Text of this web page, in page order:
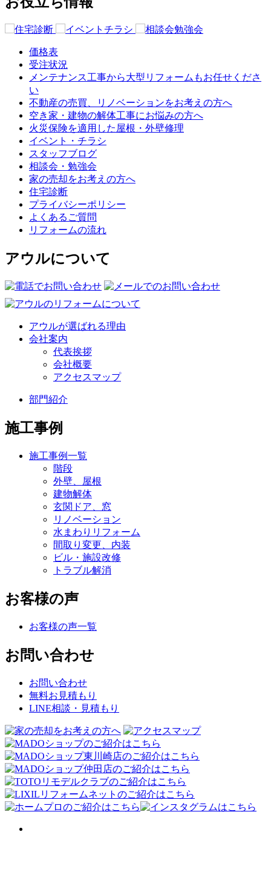
価格表
受注状況
メンテナンス工事から大型リフォームもお任せくださ
い
不動産の売買、リノベーションをお考えの方へ
空き家・建物の解体工事にお悩みの方へ
火災保険を適用した屋根・外壁修理
イベント・チラシ
スタッフブログ
相談会・勉強会
家の売却をお考えの方へ
住宅診断
プライバシーポリシー
よくあるご質問
リフォームの流れ
アウルについて
アウルが選ばれる理由
会社案内
代表挨拶
会社概要
アクセスマップ
部門紹介
施工事例
施工事例一覧
階段
外壁、屋根
建物解体
玄関ドア、窓
リノベーション
水まわりリフォーム
間取り変更、内装
ビル・施設改修
トラブル解消
お客様の声
お客様の声一覧
お問い合わせ
お問い合わせ
無料お見積もり
LINE相談・見積もり